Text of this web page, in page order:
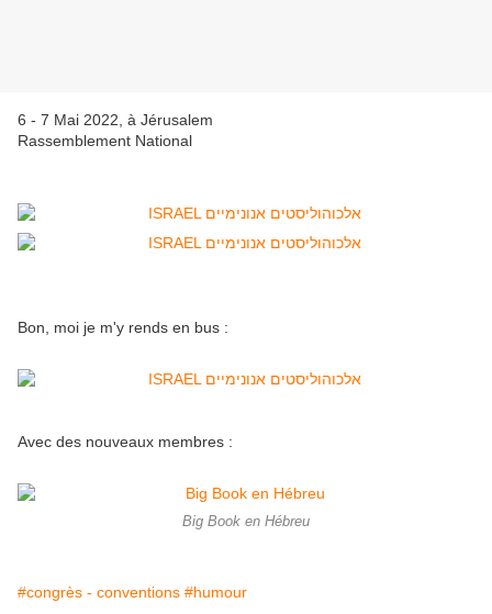
6 - 7 Mai 2022, à Jérusalem
Rassemblement National
Bon, moi je m'y rends en bus :
Avec des nouveaux membres :
Big Book en Hébreu
#congrès - conventions #humour